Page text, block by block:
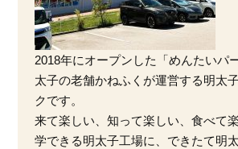
2018年にオープンした「めんたいパ
太子の老舗かねふくが運営する明太
クです。
来て楽しい、知って楽しい、食べて
学できる明太子工場に、できたて明